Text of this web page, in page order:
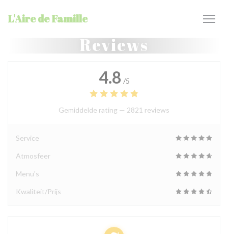
L'Aire de Famille
Reviews
4.8 /5
Gemiddelde rating — 2821 reviews
Service
Atmosfeer
Menu's
Kwaliteit/Prijs